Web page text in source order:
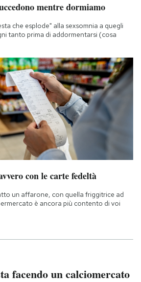
mentre dormiamo
che esplode" alla sexsomnia a quegli
tanto prima di addormentarsi (cosa
con le carte fedeltà
un affarone, con quella friggitrice ad
è ancora più contento di voi
facendo un calciomercato